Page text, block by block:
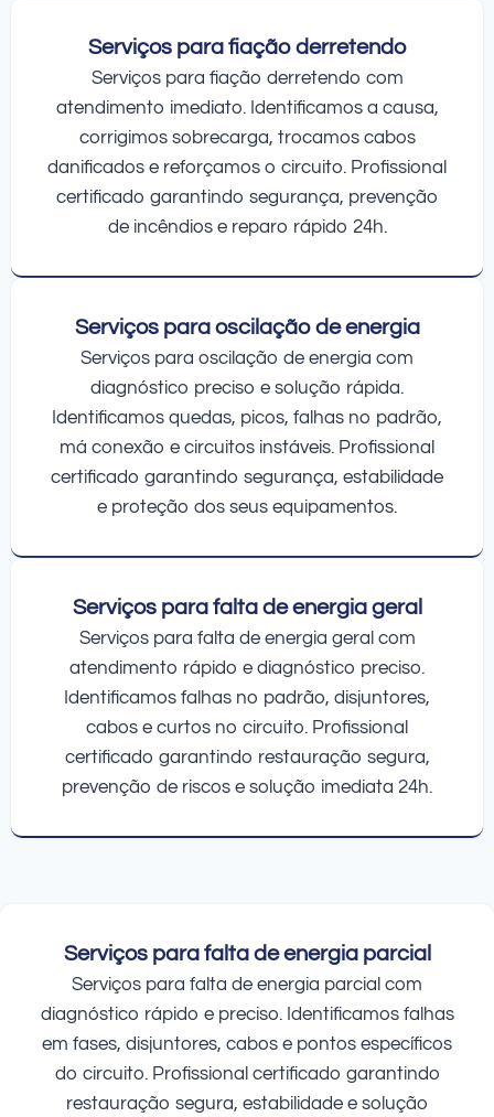
Serviços para fiação derretendo
Serviços para fiação derretendo com
atendimento imediato. Identificamos a causa,
corrigimos sobrecarga, trocamos cabos
danificados e reforçamos o circuito. Profissional
certificado garantindo segurança, prevenção
de incêndios e reparo rápido 24h.
Serviços para oscilação de energia
Serviços para oscilação de energia com
diagnóstico preciso e solução rápida.
Identificamos quedas, picos, falhas no padrão,
má conexão e circuitos instáveis. Profissional
certificado garantindo segurança, estabilidade
e proteção dos seus equipamentos.
Serviços para falta de energia geral
Serviços para falta de energia geral com
atendimento rápido e diagnóstico preciso.
Identificamos falhas no padrão, disjuntores,
cabos e curtos no circuito. Profissional
certificado garantindo restauração segura,
prevenção de riscos e solução imediata 24h.
Serviços para falta de energia parcial
Serviços para falta de energia parcial com
diagnóstico rápido e preciso. Identificamos falhas
em fases, disjuntores, cabos e pontos específicos
do circuito. Profissional certificado garantindo
restauração segura, estabilidade e solução